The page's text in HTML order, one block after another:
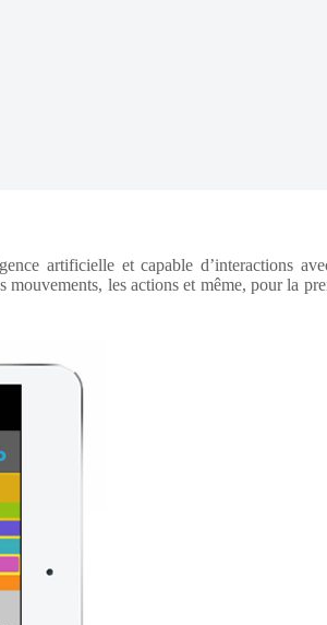
artificielle et capable d’interactions
les actions et même, pour la